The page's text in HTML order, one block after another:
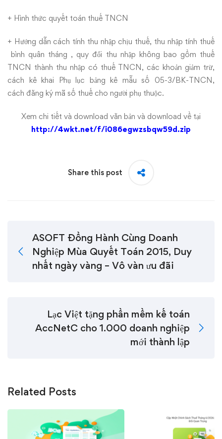
+ Hình thức quyết toán thuế TNCN
+ Hướng dẫn cách tính thu nhập chịu thuế, thu nhập tính thuế
bình quân tháng , quy đổi thu nhập không bao gồm thuế
TNCN thành thu nhập có thuế TNCN, các khoản giảm trừ,
cách kê khai Phụ lục bảng kê mẫu số 05-3/BK-TNCN,
cách đăng ký mã số thuế cho người phụ thuộc.
Xem chi tiết và download văn bản và download về tại
http://4wkt.net/f/i086egwzsbqw59d.zip
Share this post
ASOFT Đồng Hành Cùng Doanh
Nghiệp Mùa Quyết Toán 2015, Duy
nhất ngày vàng – Vô vàn ưu đãi
Lạc Việt tặng phần mềm kế toán
AccNetC cho 1.000 doanh nghiệp
mới thành lập
Related Posts